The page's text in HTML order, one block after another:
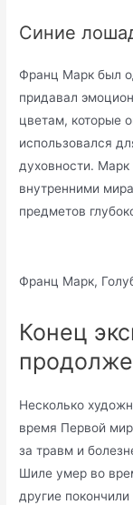
Синие
Франц Марк был
придавал
цветам, которые
использовался
духовности.
внутренними
предметов
Франц Марк,
Конец
Несколько
время Первой
за травм и
Шиле умер во
другие